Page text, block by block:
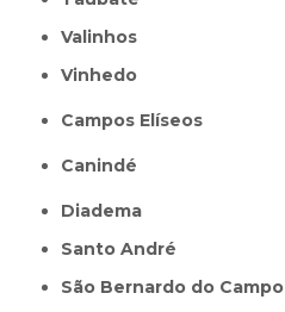
Valinhos
Vinhedo
Campos Elíseos
Canindé
Diadema
Santo André
São Bernardo do Campo